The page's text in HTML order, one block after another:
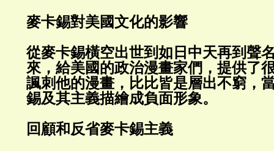
麥卡錫對美國文化的影響
從麥卡錫橫空出世到如日中天再到聲
來，給美國的政治漫畫家們，提供了
諷刺他的漫畫，比比皆是層出不窮，
錫及其主義描繪成負面形象。
回顧和反省麥卡錫主義